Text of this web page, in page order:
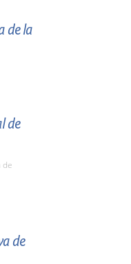
de la
de
de
de